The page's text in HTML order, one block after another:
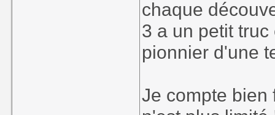
ce sentiment de
chaque
3 a un petit
pionnier d'une
Je compte